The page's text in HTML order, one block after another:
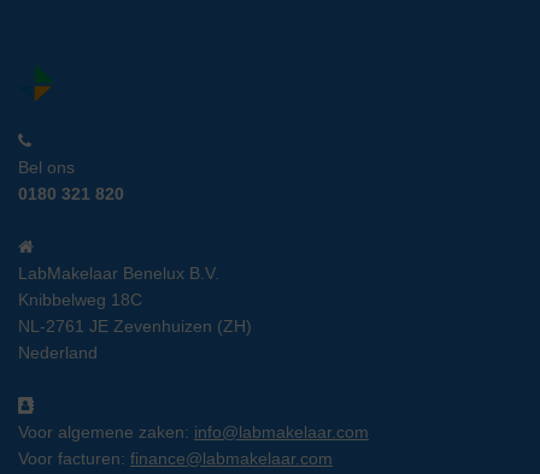
Bel ons
0180 321 820
LabMakelaar Benelux B.V.
Knibbelweg 18C
NL-2761 JE Zevenhuizen (ZH)
Nederland
Voor algemene zaken: info@labmakelaar.com
Voor facturen: finance@labmakelaar.com